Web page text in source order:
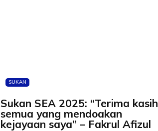
SUKAN
Sukan SEA 2025: “Terima kasih
semua yang mendoakan
kejayaan saya” – Fakrul Afizul